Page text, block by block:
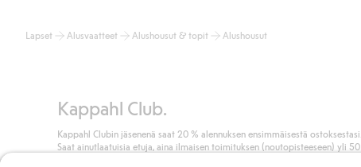
Lue lisää
Klikkaamalla “Maksa tilaus” hyväksyt Kappahlin yleiset ehdot.
Lapset Alusvaatteet Alushousut & topit Alushousut
Kappahl Club.
Kappahl Clubin jäsenenä saat 20 % alennuksen ensimmäisestä ostoksestasi.
Saat ainutlaatuisia etuja, aina ilmaisen toimituksen (noutopisteeseen) yli 50